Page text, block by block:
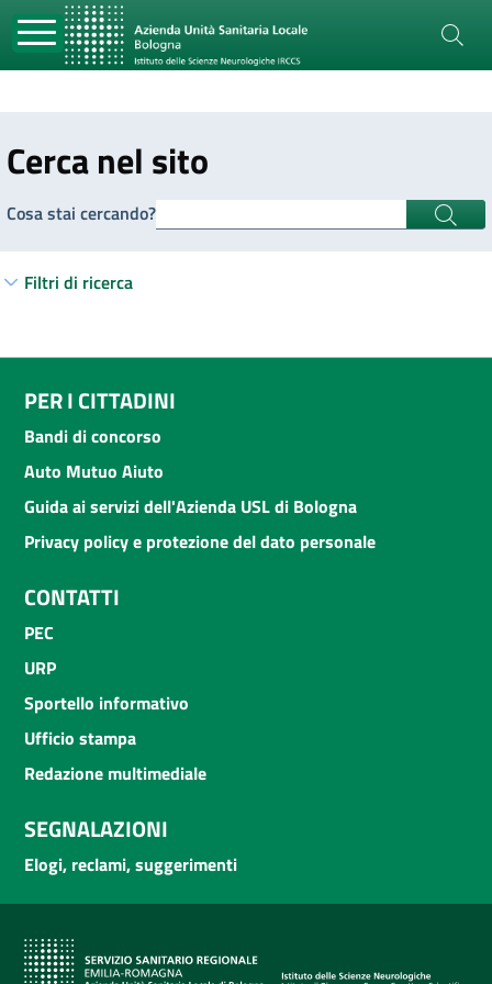
Cerca nel sito
Cosa stai cercando?
Filtri di ricerca
PER I CITTADINI
Bandi di concorso
Auto Mutuo Aiuto
Guida ai servizi dell'Azienda USL di Bologna
Privacy policy e protezione del dato personale
CONTATTI
PEC
URP
Sportello informativo
Ufficio stampa
Redazione multimediale
SEGNALAZIONI
Elogi, reclami, suggerimenti